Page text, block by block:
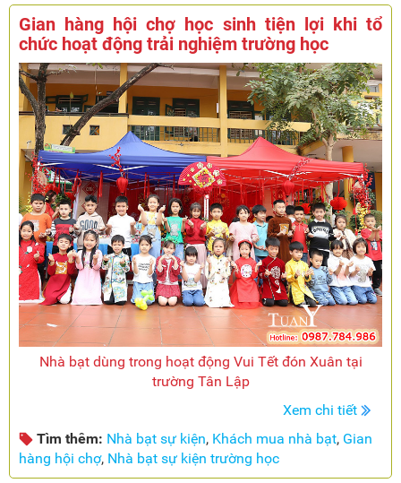
Gian hàng hội chợ học sinh tiện lợi khi tổ
chức hoạt động trải nghiệm trường học
Nhà bạt dùng trong hoạt động Vui Tết đón Xuân tại
trường Tân Lập
Xem chi tiết
Tìm thêm: Nhà bạt sự kiện, Khách mua nhà bạt, Gian
hàng hội chợ, Nhà bạt sự kiện trường học